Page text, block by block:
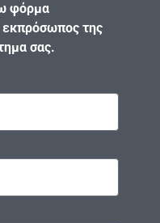
φόρμα
εκπρόσωπος της
σας.